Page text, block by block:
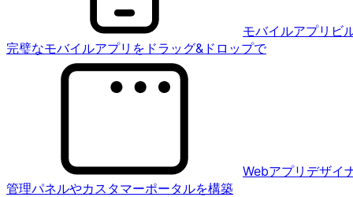
モバイルアプリビ
完璧なモバイルアプリをドラッグ&ドロップで
Webアプリデザイ
管理パネルやカスタマーポータルを構築